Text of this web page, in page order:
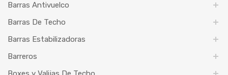
Barras Antivuelco
Barras De Techo
Barras Estabilizadoras
Barreros